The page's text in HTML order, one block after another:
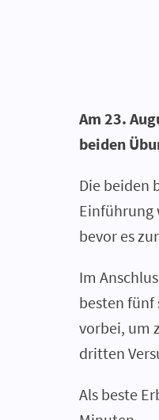
Am 23.
beiden
Die beiden
Einführung
bevor es
Im
besten fünf
vorbei, um
dritten
Als beste